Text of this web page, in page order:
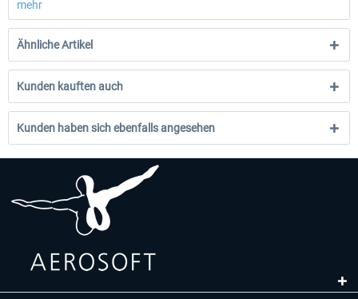
mehr
Ähnliche Artikel
Kunden kauften auch
Kunden haben sich ebenfalls angesehen